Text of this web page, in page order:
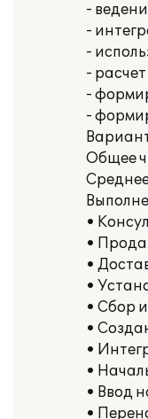
-
-
-
-
-
-
Общее
•
•
•
•
• Сбор
•
•
•
• Ввод
•